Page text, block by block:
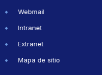
Webmail
Intranet
Extranet
Mapa de sitio